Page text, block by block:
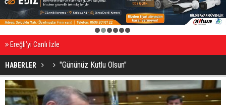
2 3 4 5 6
Ereğli’yi Canlı İzle
HABERLER "Gününüz Kutlu Olsun"